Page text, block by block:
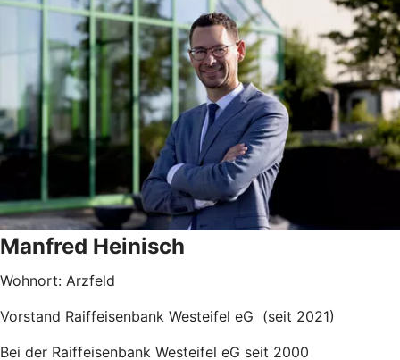
Manfred Heinisch
Wohnort: Arzfeld
Vorstand Raiffeisenbank Westeifel eG (seit 2021)
Bei der Raiffeisenbank Westeifel eG seit 2000